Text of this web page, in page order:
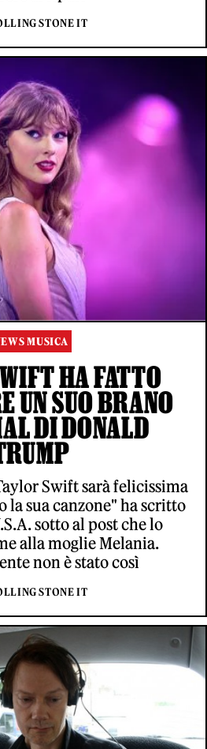
STONE IT
MUSICA
HA FATTO
UN SUO BRANO
DI DONALD
Swift sarà felicissima
la sua canzone" ha scritto
sotto al post che lo
alla moglie Melania.
non è stato così
STONE IT